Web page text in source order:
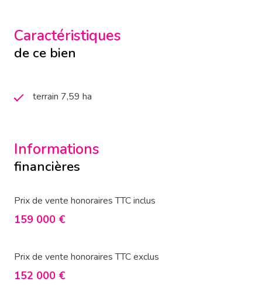
Caractéristiques
de ce bien
terrain 7,59 ha
Informations
financières
Prix de vente honoraires TTC inclus
159 000 €
Prix de vente honoraires TTC exclus
152 000 €